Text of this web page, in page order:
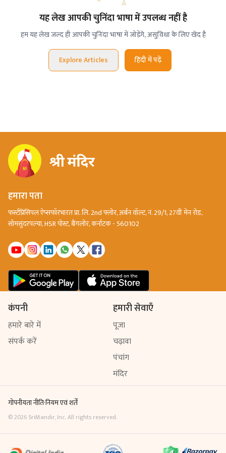
यह लेख आपकी चुनिंदा भाषा में उपलब्ध नहीं है
हम यह लेख जल्द ही आपकी चुनिंदा भाषा में जोड़ेंगे, असुविधा के लिए खेद है
Explore Articles हिंदी में पढ़ें
हमारा पता
फर्स्टप्रिंसिपल ऐप्सफॉरभारत प्रा. लि. 2nd फ्लोर, अर्बन वॉल्ट, नं. 29/1, 27वीं मेन रोड,
सोमसुंदरपल्या, HSR पोस्ट, बैंगलोर, कर्नाटक - 560102
कंपनी
हमारे बारे में
संपर्क करें
हमारी सेवाएँ
पूजा
चढ़ावा
पंचांग
मंदिर
गोपनीयता नीति·नियम एवं शर्तें
©2026 SriMandir, Inc. All rights reserved.